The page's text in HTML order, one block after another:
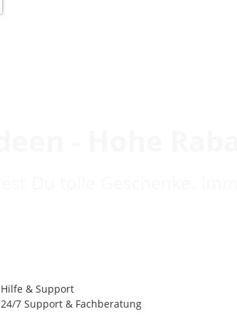
Hilfe & Support
24/7 Support & Fachberatung